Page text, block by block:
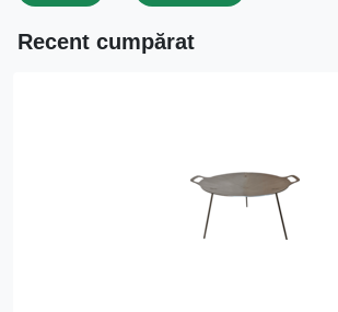
Recent cumpărat